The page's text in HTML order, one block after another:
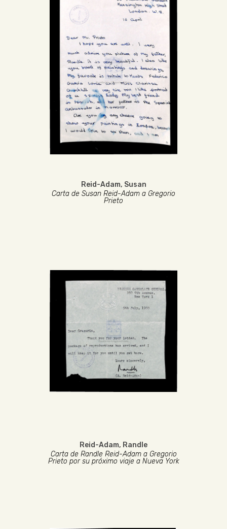
Reid-Adam, Susan
Carta de Susan Reid-Adam a Gregorio
Prieto
Reid-Adam, Randle
Carta de Randle Reid-Adam a Gregorio
Prieto por su próximo viaje a Nueva York